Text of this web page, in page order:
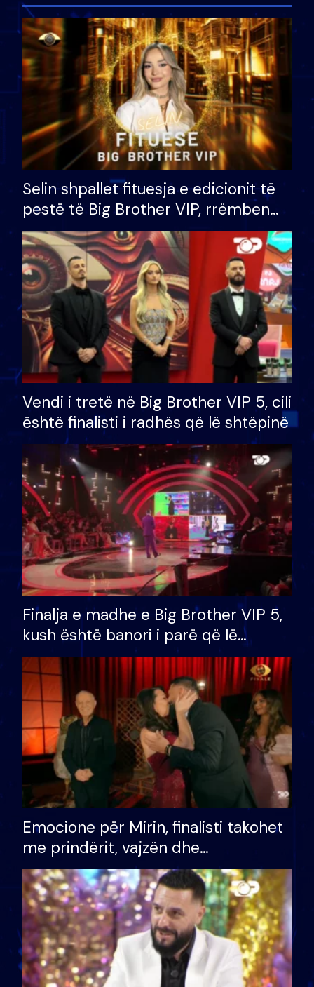
Selin shpallet fituesja e edicionit të
pestë të Big Brother VIP, rrëmben
çmimin e madh prej 100 mijë eurosh
Vendi i tretë në Big Brother VIP 5, cili
është finalisti i radhës që lë shtëpinë
Finalja e madhe e Big Brother VIP 5,
kush është banori i parë që lë
shtëpinë dhe humb mundësinë për
të fituar çmimin e madh
Emocione për Mirin, finalisti takohet
me prindërit, vajzën dhe
bashkëshorten: S’kemi ndonjë letër
divorci apo jo?